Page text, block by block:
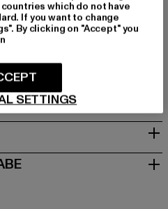
Terre de Granace | 13400
which do not have
If you want to change
By clicking on "Accept" you
SETTINGS